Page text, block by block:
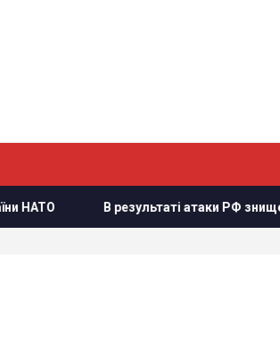
В результаті атаки РФ знищено найбільший